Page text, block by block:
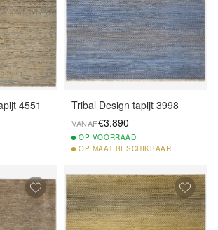
4551 Tribal Design tapijt 3998
VANAF€3.890
OP VOORRAAD
OP MAAT BESCHIKBAAR